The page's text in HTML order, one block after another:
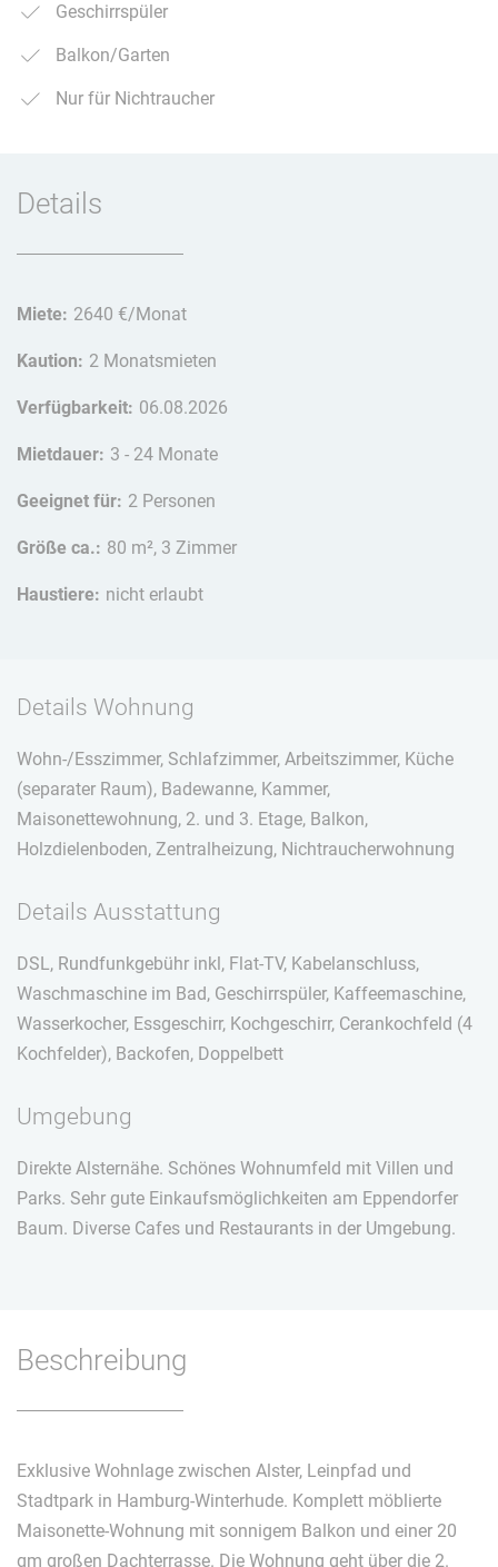
Geschirrspüler
Balkon/Garten
Nur für Nichtraucher
Details
Miete: 2640 €/Monat
Kaution: 2 Monatsmieten
Verfügbarkeit: 06.08.2026
Mietdauer: 3 - 24 Monate
Geeignet für: 2 Personen
Größe ca.: 80 m², 3 Zimmer
Haustiere: nicht erlaubt
Details Wohnung
Wohn-/Esszimmer, Schlafzimmer, Arbeitszimmer, Küche
(separater Raum), Badewanne, Kammer,
Maisonettewohnung, 2. und 3. Etage, Balkon,
Holzdielenboden, Zentralheizung, Nichtraucherwohnung
Details Ausstattung
DSL, Rundfunkgebühr inkl, Flat-TV, Kabelanschluss,
Waschmaschine im Bad, Geschirrspüler, Kaffeemaschine,
Wasserkocher, Essgeschirr, Kochgeschirr, Cerankochfeld (4
Kochfelder), Backofen, Doppelbett
Umgebung
Direkte Alsternähe. Schönes Wohnumfeld mit Villen und
Parks. Sehr gute Einkaufsmöglichkeiten am Eppendorfer
Baum. Diverse Cafes und Restaurants in der Umgebung.
Beschreibung
Exklusive Wohnlage zwischen Alster, Leinpfad und
Stadtpark in Hamburg-Winterhude. Komplett möblierte
Maisonette-Wohnung mit sonnigem Balkon und einer 20
qm großen Dachterrasse. Die Wohnung geht über die 2.